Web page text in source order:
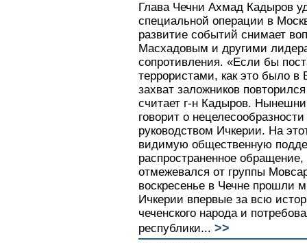
Глава Чечни Ахмад Кадыров
специальной операции в
развитие событий снимает
Масхадовым и другими
сопротивления. «Если бы
террористами, как это было в
захват заложников
считает г-н Кадыров.
говорит о
руководством Ичкерии. На
видимую общественную
распространенное
отмежевался от группы
воскресенье в Чечне прошли
Ичкерии впервые за всю
чеченского народа и
республики... >>